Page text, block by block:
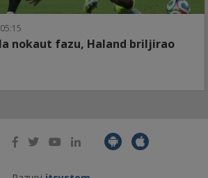
nokaut fazu, Haland briljirao